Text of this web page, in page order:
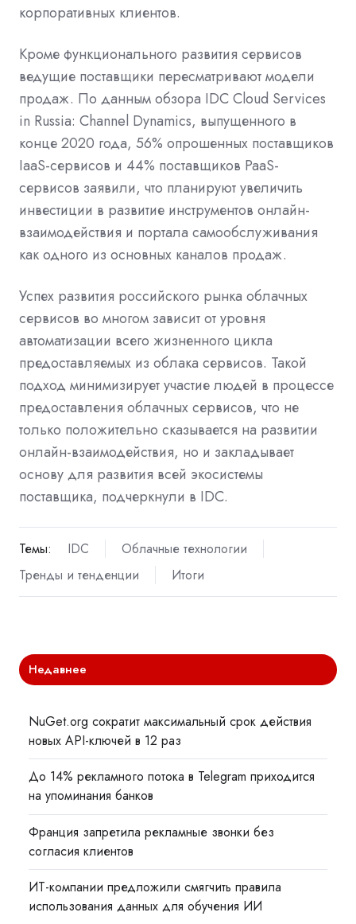
корпоративных клиентов.
Кроме функционального развития сервисов
ведущие поставщики пересматривают модели
продаж. По данным обзора IDC Cloud Services
in Russia: Channel Dynamics, выпущенного в
конце 2020 года, 56% опрошенных поставщиков
IaaS-сервисов и 44% поставщиков PaaS-
сервисов заявили, что планируют увеличить
инвестиции в развитие инструментов онлайн-
взаимодействия и портала самообслуживания
как одного из основных каналов продаж.
Успех развития российского рынка облачных
сервисов во многом зависит от уровня
автоматизации всего жизненного цикла
предоставляемых из облака сервисов. Такой
подход минимизирует участие людей в процессе
предоставления облачных сервисов, что не
только положительно сказывается на развитии
онлайн-взаимодействия, но и закладывает
основу для развития всей экосистемы
поставщика, подчеркнули в IDC.
Темы: IDC
Облачные технологии
Тренды и тенденции
Итоги
Недавнее
NuGet.org сократит максимальный срок действия
новых API-ключей в 12 раз
До 14% рекламного потока в Telegram приходится
на упоминания банков
Франция запретила рекламные звонки без
согласия клиентов
ИТ-компании предложили смягчить правила
использования данных для обучения ИИ